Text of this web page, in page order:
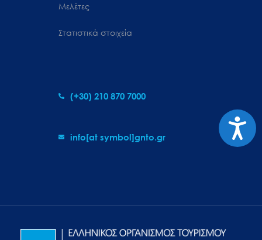
Μελέτες
Στατιστικά στοιχεία
(+30) 210 870 7000
info[at symbol]gnto.gr